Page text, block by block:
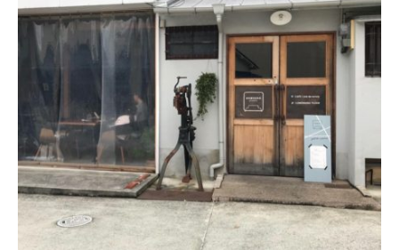
おすすめガイド
「らくうぇる。」は⼤阪 南河内の地域密着型ポータルサ
イト！ランチやディナーのクーポン、イベント、地域情報
が満載！
▲メニューを閉じる